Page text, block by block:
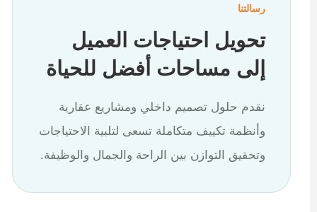
رسالتنا
تحويل احتياجات العميل
إلى مساحات أفضل للحياة
نقدم حلول تصميم داخلي ومشاريع عقارية
وأنظمة تكييف متكاملة تسعى لتلبية الاحتياجات
وتحقيق التوازن بين الراحة والجمال والوظيفة.